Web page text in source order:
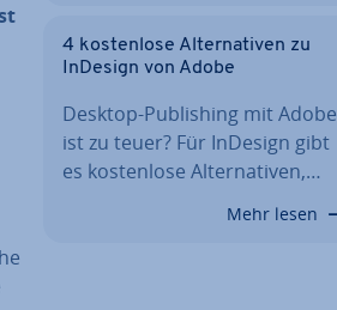
4 kos­ten­lo­se Al­ter­na­ti­ven zu
InDesign von Adobe
Desktop-Pu­bli­shing mit Adobe
ist zu teuer? Für InDesign gibt
es kos­ten­lo­se Al­ter­na­ti­ven,…
Mehr lesen